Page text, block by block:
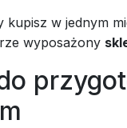
kupisz w jednym
wyposażony